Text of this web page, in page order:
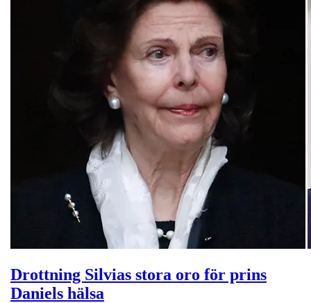
Drottning Silvias stora oro för prins
Daniels hälsa